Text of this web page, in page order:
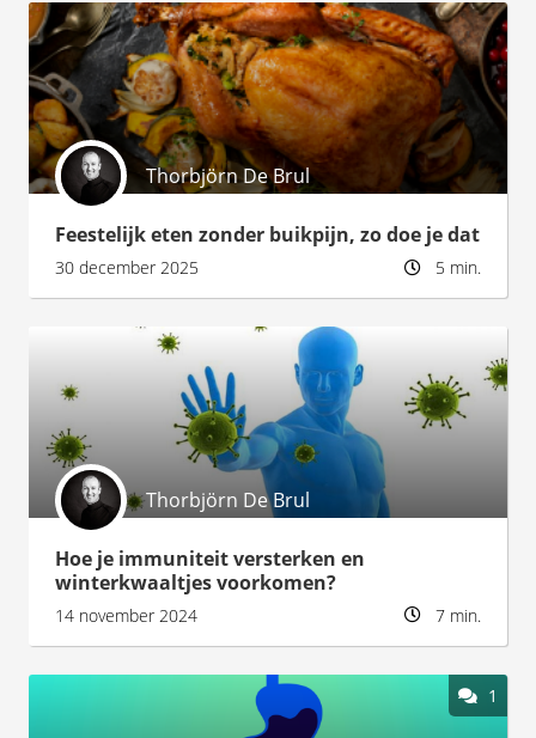
Thorbjörn De Brul
Feestelijk eten zonder buikpijn, zo doe je dat
30 december 2025 5 min.
Thorbjörn De Brul
Hoe je immuniteit versterken en
winterkwaaltjes voorkomen?
14 november 2024 7 min.
1